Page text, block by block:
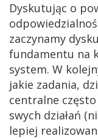
Dyskutując o
zaczynamy
fundamentu na
system. W
jakie zadania,
centralne
swych działań
lepiej